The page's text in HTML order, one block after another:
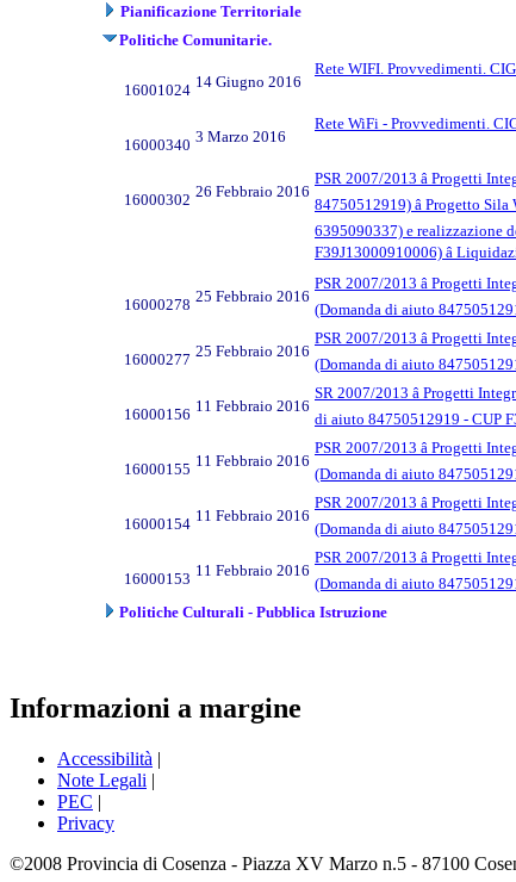
Pianificazione Territoriale
Politiche Comunitarie.
16001024 14 Giugno 2016
Rete WIFI. Provvedimenti.
16000340 3 Marzo 2016
Rete WiFi - Provvedimenti.
16000302 26 Febbraio 2016
PSR 2007/2013 â Progetti
84750512919) â Progetto
6395090337) e realizzazione
F39J13000910006) â
16000278 25 Febbraio 2016
PSR 2007/2013 â Progetti
(Domanda di aiuto
16000277 25 Febbraio 2016
PSR 2007/2013 â Progetti
(Domanda di aiuto
16000156 11 Febbraio 2016
SR 2007/2013 â Progetti
di aiuto 84750512919 - CUP
16000155 11 Febbraio 2016
PSR 2007/2013 â Progetti
(Domanda di aiuto
16000154 11 Febbraio 2016
PSR 2007/2013 â Progetti
(Domanda di aiuto
16000153 11 Febbraio 2016
PSR 2007/2013 â Progetti
(Domanda di aiuto
Politiche Culturali - Pubblica Istruzione
Informazioni a margine
Accessibilità |
Note Legali |
PEC |
Privacy
©2008 Provincia di Cosenza - Piazza XV Marzo n.5 - 87100